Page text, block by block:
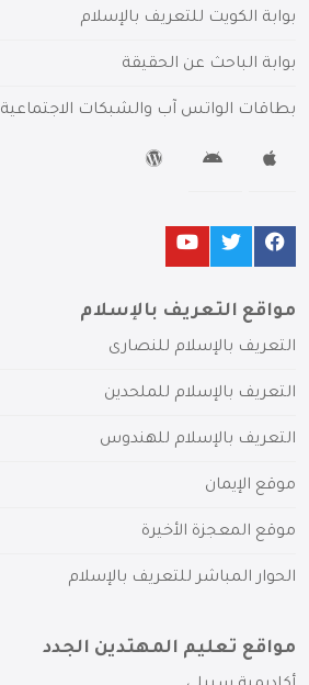
بوابة الكويت للتعريف بالإسلام
بوابة الباحث عن الحقيقة
بطاقات الواتس آب والشبكات الاجتماعية
مواقع التعريف بالإسلام
التعريف بالإسلام للنصارى
التعريف بالإسلام للملحدين
التعريف بالإسلام للهندوس
موقع الإيمان
موقع المعجزة الأخيرة
الحوار المباشر للتعريف بالإسلام
مواقع تعليم المهتدين الجدد